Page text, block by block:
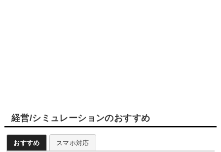
経営/シミュレーションのおすすめ
おすすめ スマホ対応